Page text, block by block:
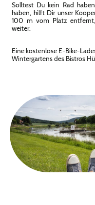
Solltest Du kein Rad
haben, hilft Dir unser
100 m vom Platz
weiter.
Eine kostenlose E-Bike-
Wintergartens des Bistros